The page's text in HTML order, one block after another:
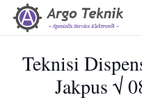
Teknisi
Jakpus √